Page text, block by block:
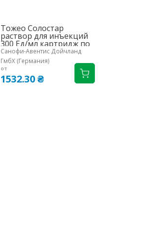
Тожео Солостар
раствор для инъекций
300 Ед/мл картридж по
1,5 мл встроен в
шприц-ручку 3 шт.
Санофи-Авентис Дойчланд
ГмбХ (Германия)
от
1532.30 ₴